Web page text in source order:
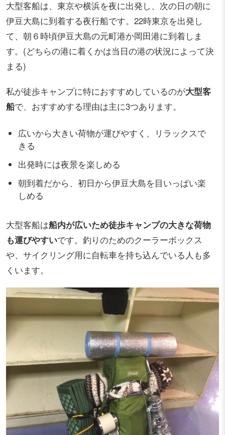
大型客船は、東京や横浜を夜に出発し、次の日の朝に
伊豆大島に到着する夜行船です。22時東京を出発し
て、朝６時頃伊豆大島の元町港か岡田港に到着しま
す。(どちらの港に着くかは当日の港の状況によって決
まる)
私が徒歩キャンプに特におすすめしているのが大型客
船で、おすすめする理由は主に3つあります。
広いから大きい荷物が運びやすく、リラックスで
きる
出発時には夜景を楽しめる
朝到着だから、初日から伊豆大島を目いっぱい楽
しめる
大型客船は船内が広いため徒歩キャンプの大きな荷物
も運びやすいです。釣りのためのクーラーボックス
や、サイクリング用に自転車を持ち込んでいる人も多
くいます。